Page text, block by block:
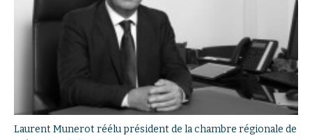
Laurent Munerot réélu président de la chambre régionale de